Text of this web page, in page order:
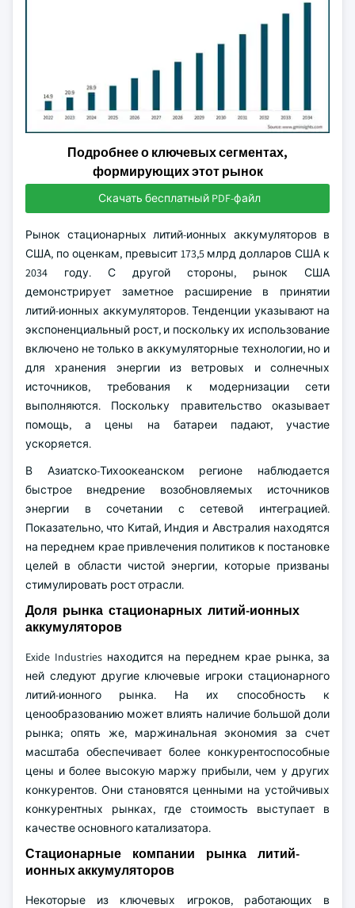
Подробнее о ключевых сегментах,
формирующих этот рынок
Скачать бесплатный PDF-файл
Рынок стационарных литий-ионных аккумуляторов в
США, по оценкам, превысит 173,5 млрд долларов США к
2034 году. С другой стороны, рынок США
демонстрирует заметное расширение в принятии
литий-ионных аккумуляторов. Тенденции указывают на
экспоненциальный рост, и поскольку их использование
включено не только в аккумуляторные технологии, но и
для хранения энергии из ветровых и солнечных
источников, требования к модернизации сети
выполняются. Поскольку правительство оказывает
помощь, а цены на батареи падают, участие
ускоряется.
В Азиатско-Тихоокеанском регионе наблюдается
быстрое внедрение возобновляемых источников
энергии в сочетании с сетевой интеграцией.
Показательно, что Китай, Индия и Австралия находятся
на переднем крае привлечения политиков к постановке
целей в области чистой энергии, которые призваны
стимулировать рост отрасли.
Доля рынка стационарных литий-ионных
аккумуляторов
Exide Industries находится на переднем крае рынка, за
ней следуют другие ключевые игроки стационарного
литий-ионного рынка. На их способность к
ценообразованию может влиять наличие большой доли
рынка; опять же, маржинальная экономия за счет
масштаба обеспечивает более конкурентоспособные
цены и более высокую маржу прибыли, чем у других
конкурентов. Они становятся ценными на устойчивых
конкурентных рынках, где стоимость выступает в
качестве основного катализатора.
Стационарные компании рынка литий-
ионных аккумуляторов
Некоторые из ключевых игроков, работающих в